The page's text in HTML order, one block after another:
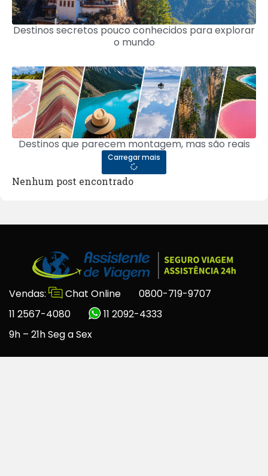
Destinos secretos pouco conhecidos para explorar
o mundo
Destinos que parecem montagem, mas são reais
Carregar mais
Nenhum post encontrado
Vendas: Chat Online
0800-719-9707
11 2567-4080
11 2092-4333
9h – 21h Seg a Sex